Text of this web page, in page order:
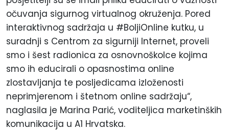
očuvanja sigurnog virtualnog okruženja. Pored
interaktivnog sadržaja u #BoljiOnline kutku, u
suradnji s Centrom za sigurniji Internet, proveli
smo i šest radionica za osnovnoškolce kojima
smo ih educirali o opasnostima online
zlostavljanja te posljedicama izloženosti
neprimjerenom i štetnom online sadržaju“,
naglasila je Marina Parić, voditeljica marketinških
komunikacija u A1 Hrvatska.